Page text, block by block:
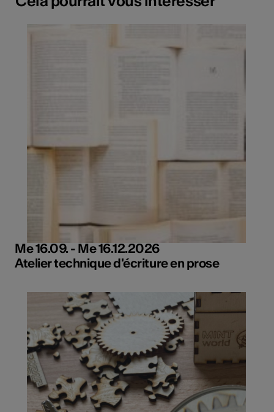
Me 16.09. - Me 16.12.2026
Atelier technique d'écriture en prose